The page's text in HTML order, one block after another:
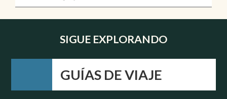
SIGUE EXPLORANDO
GUÍAS DE VIAJE